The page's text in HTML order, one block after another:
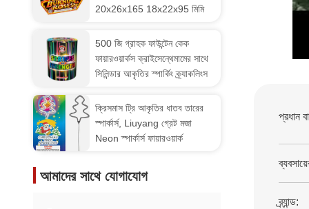
20x26x165 18x22x95 মিমি
500 জি গ্রাহক ফাউন্টেন কেক
ফায়ারওয়ার্কস ক্রাইসেন্থেমামের সাথে
সিলিন্ডার আকৃতির স্পার্কিং ক্র্যাকলিংস
ক্রিসমাস ট্রি আকৃতির ধাতব তারের
স্পার্কার্স, Liuyang গ্রেট মজা
Neon স্পার্কার্স ফায়ারওয়ার্ক
আমাদের সাথে যোগাযোগ
প্রধান
ব্র্যান্ড: